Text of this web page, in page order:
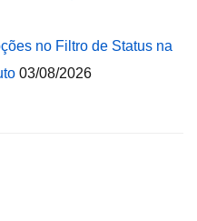
no Filtro de Status na
03/08/2026